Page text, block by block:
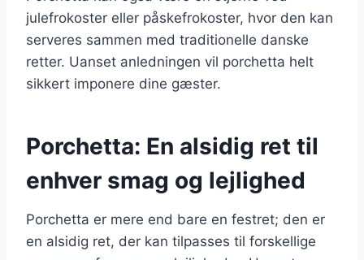
julefrokoster eller påskefrokoster, hvor den kan
serveres sammen med traditionelle danske
retter. Uanset anledningen vil porchetta helt
sikkert imponere dine gæster.
Porchetta: En alsidig ret til
enhver smag og lejlighed
Porchetta er mere end bare en festret; den er
en alsidig ret, der kan tilpasses til forskellige